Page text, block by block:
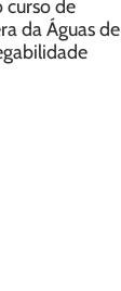
curso de
da Águas de